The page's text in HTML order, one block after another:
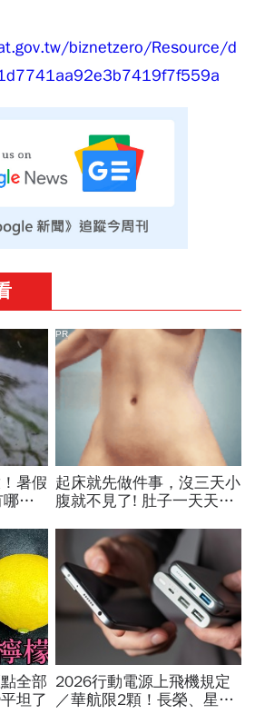
biznetzero/Resource/d